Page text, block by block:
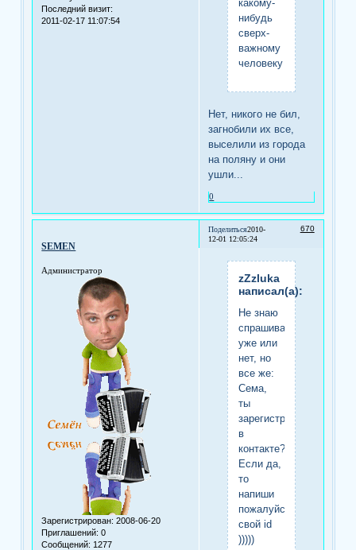
Последний визит:
2011-02-17 11:07:54
какому-
нибудь
сверх-
важному
человеку
Нет, никого не бил,
загнобили их все,
выселили из города
на поляну и они
ушли...
0
Поделиться 670
2010-
12-01 12:05:24
SEMEN
Администратор
Зарегистрирован: 2008-06-20
Приглашений: 0
Сообщений: 1277
zZzluka
написал(а):
Не знаю
спрашивали
уже или
нет, но
все же:
Сема,
ты
зарегистрирован
в
контакте?
Если да,
то
напиши
пожалуйста
свой id
)))))